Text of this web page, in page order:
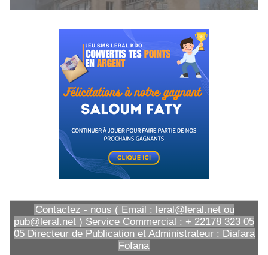
Contactez - nous ( Email : leral@leral.net ou
pub@leral.net ) Service Commercial : + 22178 323 05
05 Directeur de Publication et Administrateur : Diafara
Fofana